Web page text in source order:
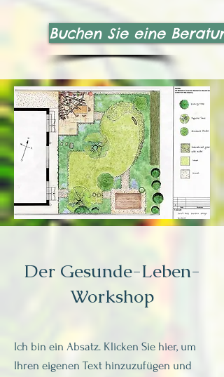
Buchen Sie eine
Der Gesunde-Leben-
Workshop
Ich bin ein Absatz. Klicken Sie hier, um
Ihren eigenen Text hinzuzufügen und